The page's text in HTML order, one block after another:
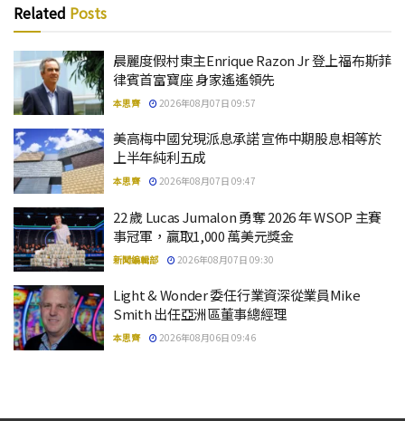
Related Posts
晨麗度假村東主Enrique Razon Jr 登上福布斯菲
律賓首富寶座 身家遙遙領先
本思齊 2026年08月07日 09:57
美高梅中國兌現派息承諾 宣佈中期股息相等於
上半年純利五成
本思齊 2026年08月07日 09:47
22 歲 Lucas Jumalon 勇奪 2026 年 WSOP 主賽
事冠軍，贏取1,000 萬美元獎金
新聞編輯部 2026年08月07日 09:30
Light & Wonder 委任行業資深從業員Mike
Smith 出任亞洲區董事總經理
本思齊 2026年08月06日 09:46